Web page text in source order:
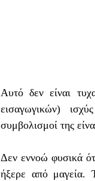
Αυτό δεν είναι
εισαγωγικών)
συμβολισμοί της
Δεν εννοώ φυσικά
ήξερε από μαγεία.